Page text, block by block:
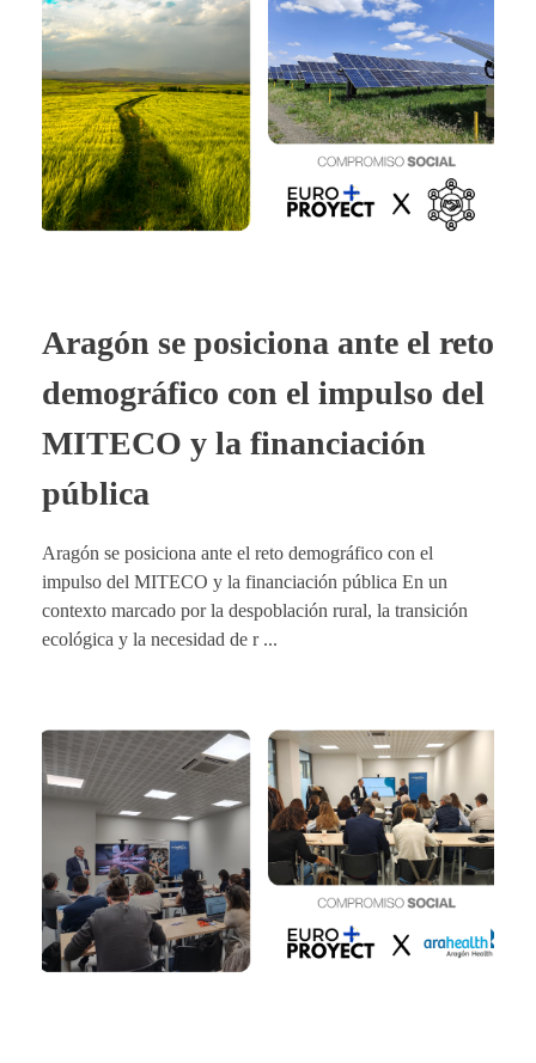
Aragón se posiciona ante el reto
demográfico con el impulso del
MITECO y la financiación
pública
Aragón se posiciona ante el reto demográfico con el
impulso del MITECO y la financiación pública En un
contexto marcado por la despoblación rural, la transición
ecológica y la necesidad de r ...